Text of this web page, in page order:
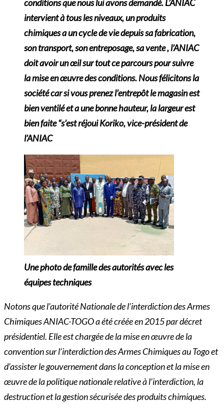
conditions que nous lui avons demandé. L’ANIAC
intervient à tous les niveaux, un produits
chimiques a un cycle de vie depuis sa fabrication,
son transport, son entreposage, sa vente , l’ANIAC
doit avoir un œil sur tout ce parcours pour suivre
la mise en œuvre des conditions. Nousfélicitons la
société car si vous prenez l’entrepôt le magasin est
bien ventilé et a une bonne hauteur, la largeur est
bien faite “s’est réjoui Koriko, vice-président de
l’ANIAC
Une photo de famille des autorités avec les
équipes techniques
Notons que l’autorité Nationale de l’interdiction des Armes
Chimiques ANIAC-TOGO a été créée en 2015 par décret
présidentiel. Elle est chargée de la mise en œuvre de la
convention sur l’interdiction des Armes Chimiques au Togo et
d’assister le gouvernement dans la conception et la mise en
œuvre de la politique nationale relative à l’interdiction, la
destruction et la gestion sécurisée des produits chimiques.